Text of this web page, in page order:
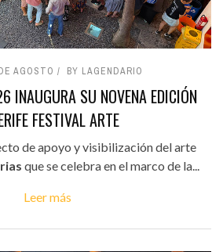
AGOSTO BY LAGENDARIO
INAUGURA SU NOVENA EDICIÓN
FESTIVAL ARTE
de apoyo y visibilización del arte
que se celebra en el marco de la...
Leer más